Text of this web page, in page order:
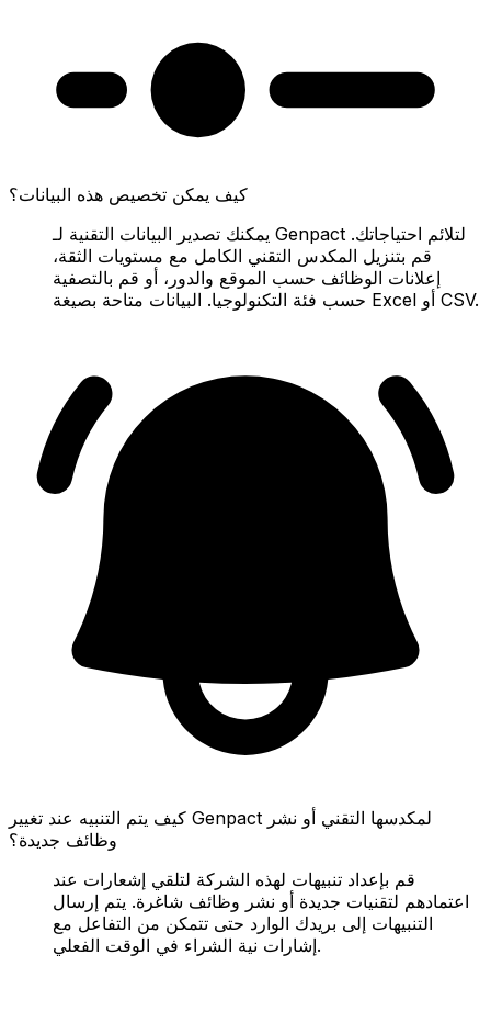
كيف يمكن تخصيص هذه البيانات؟
يمكنك تصدير البيانات التقنية لـ Genpact لتلائم احتياجاتك.
قم بتنزيل المكدس التقني الكامل مع مستويات الثقة،
إعلانات الوظائف حسب الموقع والدور، أو قم بالتصفية
حسب فئة التكنولوجيا. البيانات متاحة بصيغة Excel أو CSV.
كيف يتم التنبيه عند تغيير Genpact لمكدسها التقني أو نشر
وظائف جديدة؟
قم بإعداد تنبيهات لهذه الشركة لتلقي إشعارات عند
اعتمادهم لتقنيات جديدة أو نشر وظائف شاغرة. يتم إرسال
التنبيهات إلى بريدك الوارد حتى تتمكن من التفاعل مع
إشارات نية الشراء في الوقت الفعلي.